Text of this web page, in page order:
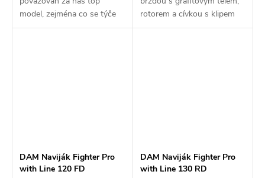
model, zejména co se týče
hmotnosti a použití
rotorem a cívkou s klipem
na vlasec.
DAM Naviják Fighter Pro
with Line 120 FD
DAM Naviják Fighter Pro
with Line 130 RD